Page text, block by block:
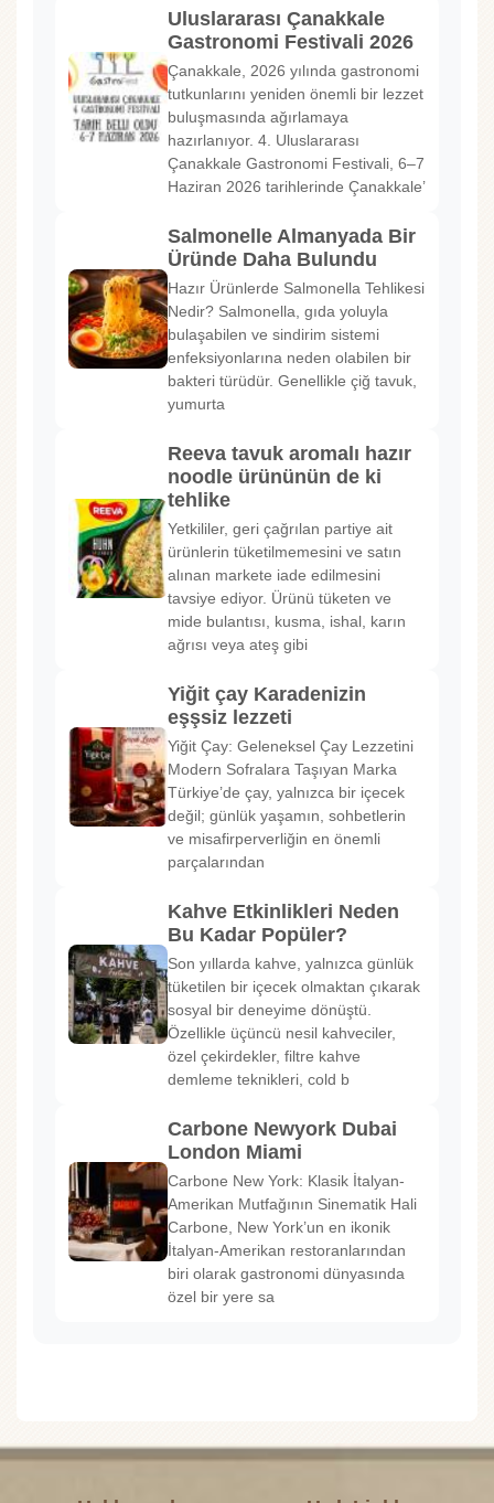
Uluslararası Çanakkale
Gastronomi Festivali 2026
Çanakkale, 2026 yılında gastronomi
tutkunlarını yeniden önemli bir lezzet
buluşmasında ağırlamaya
hazırlanıyor. 4. Uluslararası
Çanakkale Gastronomi Festivali, 6–7
Haziran 2026 tarihlerinde Çanakkale’
Salmonelle Almanyada Bir
Üründe Daha Bulundu
Hazır Ürünlerde Salmonella Tehlikesi
Nedir? Salmonella, gıda yoluyla
bulaşabilen ve sindirim sistemi
enfeksiyonlarına neden olabilen bir
bakteri türüdür. Genellikle çiğ tavuk,
yumurta
Reeva tavuk aromalı hazır
noodle ürününün de ki
tehlike
Yetkililer, geri çağrılan partiye ait
ürünlerin tüketilmemesini ve satın
alınan markete iade edilmesini
tavsiye ediyor. Ürünü tüketen ve
mide bulantısı, kusma, ishal, karın
ağrısı veya ateş gibi
Yiğit çay Karadenizin
eşşsiz lezzeti
Yiğit Çay: Geleneksel Çay Lezzetini
Modern Sofralara Taşıyan Marka
Türkiye’de çay, yalnızca bir içecek
değil; günlük yaşamın, sohbetlerin
ve misafirperverliğin en önemli
parçalarından
Kahve Etkinlikleri Neden
Bu Kadar Popüler?
Son yıllarda kahve, yalnızca günlük
tüketilen bir içecek olmaktan çıkarak
sosyal bir deneyime dönüştü.
Özellikle üçüncü nesil kahveciler,
özel çekirdekler, filtre kahve
demleme teknikleri, cold b
Carbone Newyork Dubai
London Miami
Carbone New York: Klasik İtalyan-
Amerikan Mutfağının Sinematik Hali
Carbone, New York’un en ikonik
İtalyan-Amerikan restoranlarından
biri olarak gastronomi dünyasında
özel bir yere sa